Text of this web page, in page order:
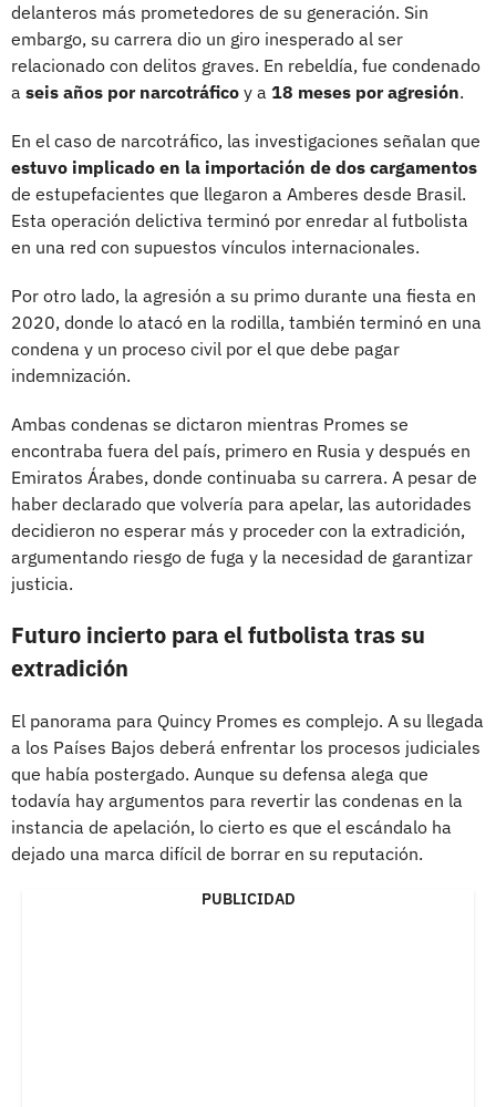
delanteros más prometedores de su generación. Sin
embargo, su carrera dio un giro inesperado al ser
relacionado con delitos graves. En rebeldía, fue condenado
a seis años por narcotráfico y a 18 meses por agresión.
En el caso de narcotráfico, las investigaciones señalan que
estuvo implicado en la importación de dos cargamentos
de estupefacientes que llegaron a Amberes desde Brasil.
Esta operación delictiva terminó por enredar al futbolista
en una red con supuestos vínculos internacionales.
Por otro lado, la agresión a su primo durante una fiesta en
2020, donde lo atacó en la rodilla, también terminó en una
condena y un proceso civil por el que debe pagar
indemnización.
Ambas condenas se dictaron mientras Promes se
encontraba fuera del país, primero en Rusia y después en
Emiratos Árabes, donde continuaba su carrera. A pesar de
haber declarado que volvería para apelar, las autoridades
decidieron no esperar más y proceder con la extradición,
argumentando riesgo de fuga y la necesidad de garantizar
justicia.
Futuro incierto para el futbolista tras su
extradición
El panorama para Quincy Promes es complejo. A su llegada
a los Países Bajos deberá enfrentar los procesos judiciales
que había postergado. Aunque su defensa alega que
todavía hay argumentos para revertir las condenas en la
instancia de apelación, lo cierto es que el escándalo ha
dejado una marca difícil de borrar en su reputación.
PUBLICIDAD